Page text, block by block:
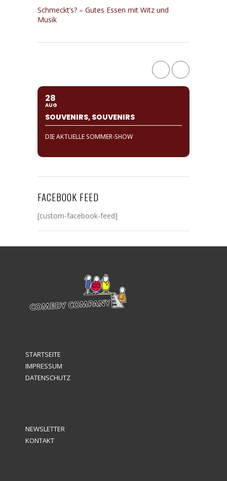
Schmeckt’s? – Gutes Essen mit Witz und
Musik
28
AUG
SOUVENIRS, SOUVENIRS
DIE AKTUELLE SOMMER-SHOW
FACEBOOK FEED
[custom-facebook-feed]
STARTSEITE
IMPRESSUM
DATENSCHUTZ
NEWSLETTER
KONTAKT